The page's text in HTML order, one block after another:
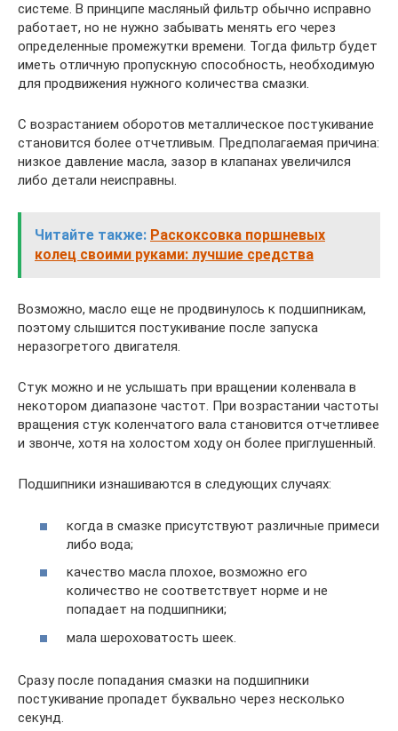
системе. В принципе масляный фильтр обычно исправно
работает, но не нужно забывать менять его через
определенные промежутки времени. Тогда фильтр будет
иметь отличную пропускную способность, необходимую
для продвижения нужного количества смазки.
С возрастанием оборотов металлическое постукивание
становится более отчетливым. Предполагаемая причина:
низкое давление масла, зазор в клапанах увеличился
либо детали неисправны.
Читайте также: Раскоксовка поршневых
колец своими руками: лучшие средства
Возможно, масло еще не продвинулось к подшипникам,
поэтому слышится постукивание после запуска
неразогретого двигателя.
Стук можно и не услышать при вращении коленвала в
некотором диапазоне частот. При возрастании частоты
вращения стук коленчатого вала становится отчетливее
и звонче, хотя на холостом ходу он более приглушенный.
Подшипники изнашиваются в следующих случаях:
когда в смазке присутствуют различные примеси
либо вода;
качество масла плохое, возможно его
количество не соответствует норме и не
попадает на подшипники;
мала шероховатость шеек.
Сразу после попадания смазки на подшипники
постукивание пропадет буквально через несколько
секунд.